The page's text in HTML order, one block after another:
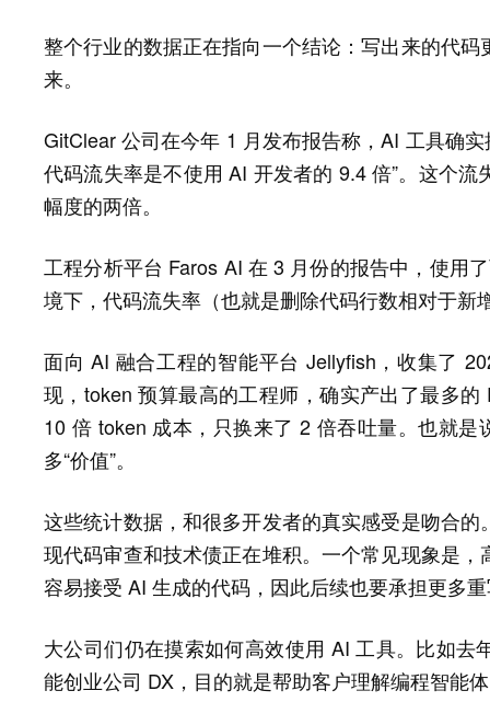
整个行业的数据正在指向一个结论：写出来的代
来。
GitClear 公司在今年 1 月发布报告称，AI 工具确
代码流失率是不使用 AI 开发者的 9.4 倍”。这个
幅度的两倍。
工程分析平台 Faros AI 在 3 月份的报告中，使用
境下，代码流失率（也就是删除代码行数相对于新
面向 AI 融合工程的智能平台 Jellyfish，收集了
现，token 预算最高的工程师，确实产出了最多
10 倍 token 成本，只换来了 2 倍吞吐量。也就是
多“价值”。
这些统计数据，和很多开发者的真实感受是吻合
现代码审查和技术债正在堆积。一个常见现象是
容易接受 AI 生成的代码，因此后续也要承担更多
大公司们仍在摸索如何高效使用 AI 工具。比如
能创业公司 DX，目的就是帮助客户理解编程智能